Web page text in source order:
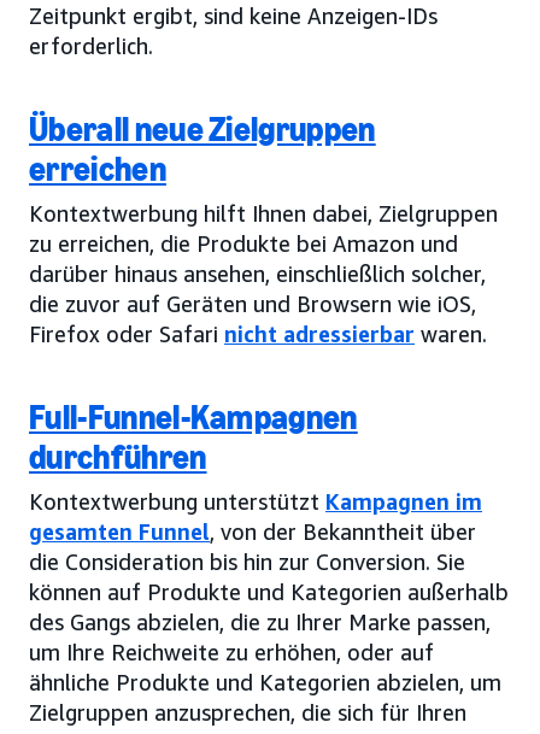
Zeitpunkt ergibt, sind keine Anzeigen-IDs
erforderlich.
Überall neue Zielgruppen
erreichen
Kontextwerbung hilft Ihnen dabei, Zielgruppen
zu erreichen, die Produkte bei Amazon und
darüber hinaus ansehen, einschließlich solcher,
die zuvor auf Geräten und Browsern wie iOS,
Firefox oder Safari nicht adressierbar waren.
Full-Funnel-Kampagnen
durchführen
Kontextwerbung unterstützt Kampagnen im
gesamten Funnel, von der Bekanntheit über
die Consideration bis hin zur Conversion. Sie
können auf Produkte und Kategorien außerhalb
des Gangs abzielen, die zu Ihrer Marke passen,
um Ihre Reichweite zu erhöhen, oder auf
ähnliche Produkte und Kategorien abzielen, um
Zielgruppen anzusprechen, die sich für Ihren